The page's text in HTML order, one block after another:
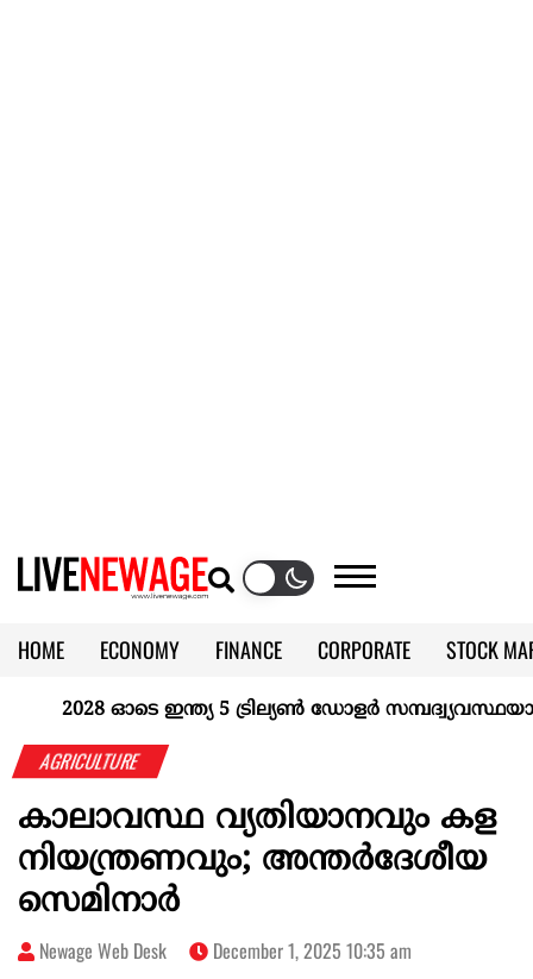
HOME ECONOMY FINANCE CORPORATE
STOCK
CALENDAR
KERALA @70
2028 ഓടെ ഇന്ത്യ 5 ട്രില്യണ്‍ ഡോളര്‍
AGRICULTURE
കാലാവസ്ഥ വ്യതിയാനവും കള
നിയന്ത്രണവും; അന്തർദേശീയ
സെമിനാർ
Newage Web Desk December 1, 2025 10:35 am